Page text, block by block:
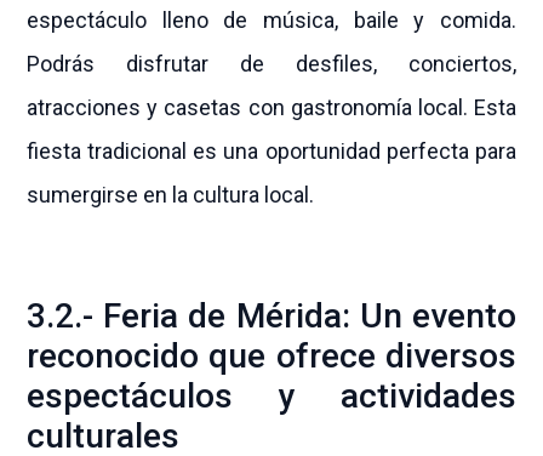
espectáculo lleno de música, baile y comida.
Podrás disfrutar de desfiles, conciertos,
atracciones y casetas con gastronomía local. Esta
fiesta tradicional es una oportunidad perfecta para
sumergirse en la cultura local.
3.2.- Feria de Mérida: Un evento
reconocido que ofrece diversos
espectáculos y actividades
culturales